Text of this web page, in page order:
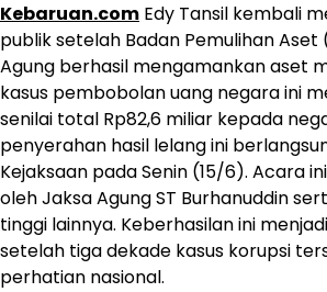
Kebaruan.com Edy Tansil kembali
publik setelah Badan Pemulihan Aset
Agung berhasil mengamankan aset
kasus pembobolan uang negara ini
senilai total Rp82,6 miliar kepada
penyerahan hasil lelang ini
Kejaksaan pada Senin (15/6). Acara
oleh Jaksa Agung ST Burhanuddin
tinggi lainnya. Keberhasilan ini
setelah tiga dekade kasus korupsi
perhatian nasional.